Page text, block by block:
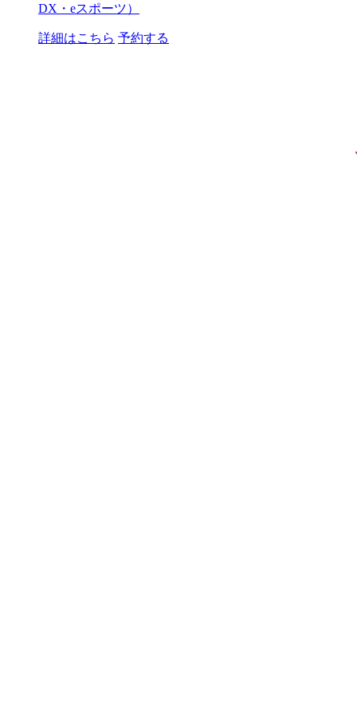
DX・eスポーツ）
詳細はこちら 予約する